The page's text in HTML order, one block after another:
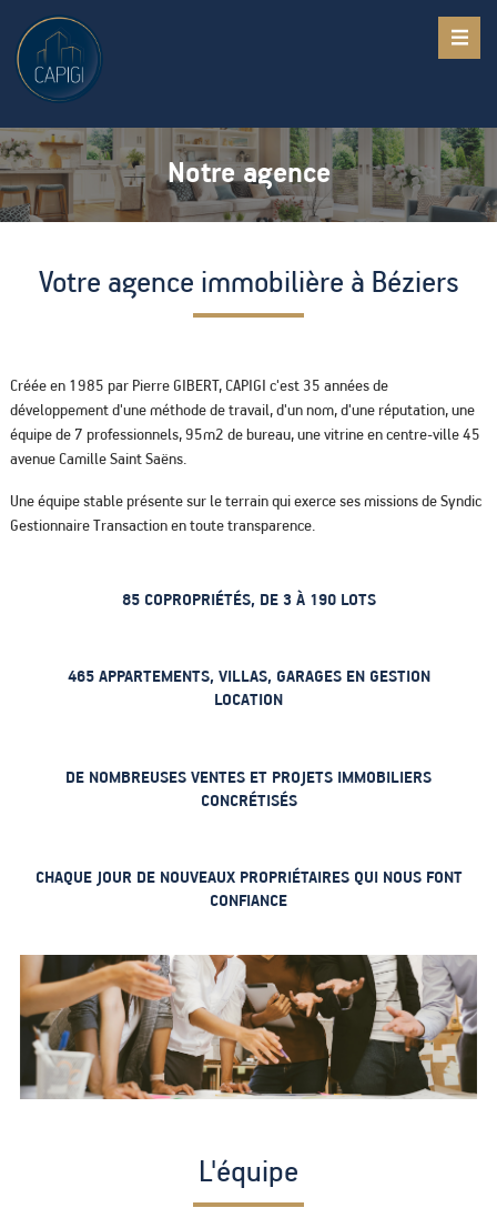
Notre agence
Votre agence immobilière à Béziers
Créée en 1985 par Pierre GIBERT, CAPIGI c'est 35 années de
développement d'une méthode de travail, d'un nom, d'une réputation, une
équipe de 7 professionnels, 95m2 de bureau, une vitrine en centre-ville 45
avenue Camille Saint Saëns.
Une équipe stable présente sur le terrain qui exerce ses missions de Syndic
Gestionnaire Transaction en toute transparence.
85 COPROPRIÉTÉS, DE 3 À 190 LOTS
465 APPARTEMENTS, VILLAS, GARAGES EN GESTION
LOCATION
DE NOMBREUSES VENTES ET PROJETS IMMOBILIERS
CONCRÉTISÉS
CHAQUE JOUR DE NOUVEAUX PROPRIÉTAIRES QUI NOUS FONT
CONFIANCE
L'équipe